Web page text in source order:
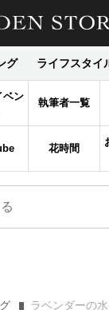
グ ライフスタイ
ベン
執筆者一覧
花時間
ラベンダーの水やり方法。適